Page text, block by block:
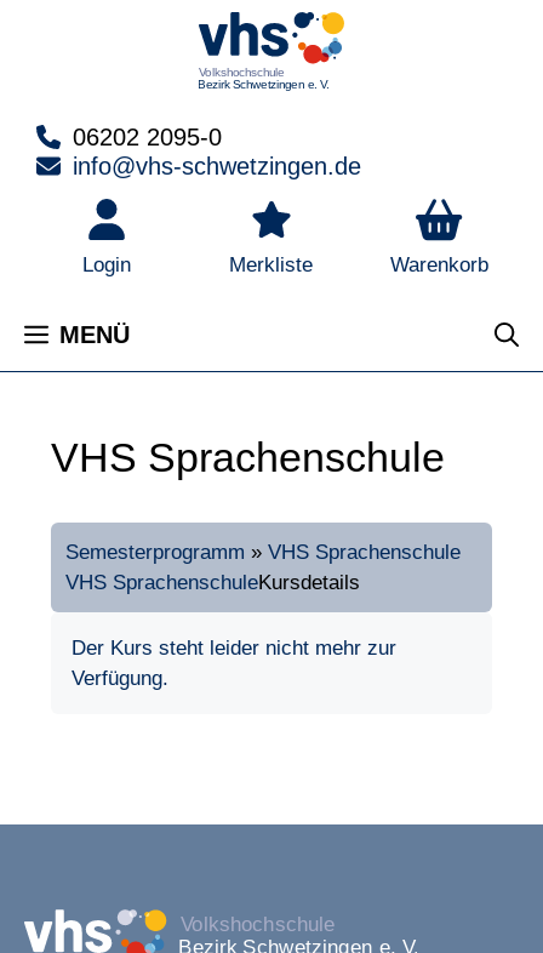
06202 2095-0
info@vhs-schwetzingen.de
Login Merkliste Warenkorb
MENÜ
VHS Sprachenschule
Semesterprogramm » VHS Sprachenschule
VHS SprachenschuleKursdetails
Der Kurs steht leider nicht mehr zur
Verfügung.